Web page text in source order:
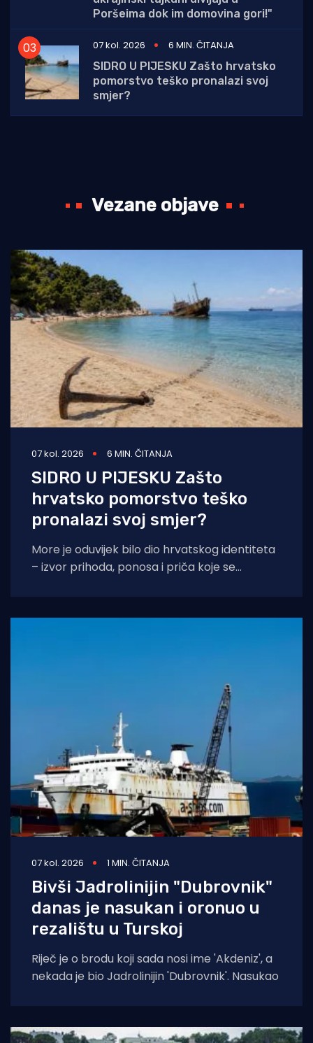
Poršeima dok im domovina gori!"
07 kol. 2026
6 MIN. ČITANJA
SIDRO U PIJESKU Zašto hrvatsko
pomorstvo teško pronalazi svoj
smjer?
Vezane objave
07 kol. 2026 6 MIN. ČITANJA
SIDRO U PIJESKU Zašto
hrvatsko pomorstvo teško
pronalazi svoj smjer?
More je oduvijek bilo dio hrvatskog identiteta
– izvor prihoda, ponosa i priča koje se
07 kol. 2026 1 MIN. ČITANJA
Bivši Jadrolinijin "Dubrovnik"
danas je nasukan i oronuo u
rezalištu u Turskoj
Riječ je o brodu koji sada nosi ime 'Akdeniz', a
nekada je bio Jadrolinijin 'Dubrovnik'. Nasukao